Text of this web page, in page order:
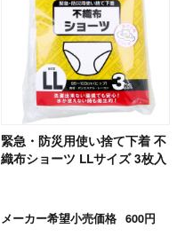
緊急・防災用使い捨て下着 不
織布ショーツ LLサイズ 3枚入
メーカー希望小売価格 600円